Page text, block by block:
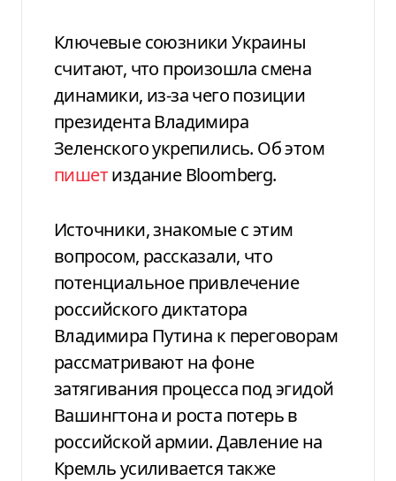
Ключевые союзники Украины
считают, что произошла смена
динамики, из-за чего позиции
президента Владимира
Зеленского укрепились. Об этом
пишетиздание Bloomberg.
Источники, знакомые с этим
вопросом, рассказали, что
потенциальное привлечение
российского диктатора
Владимира Путина к переговорам
рассматривают на фоне
затягивания процесса под эгидой
Вашингтона и роста потерь в
российской армии. Давление на
Кремль усиливается также